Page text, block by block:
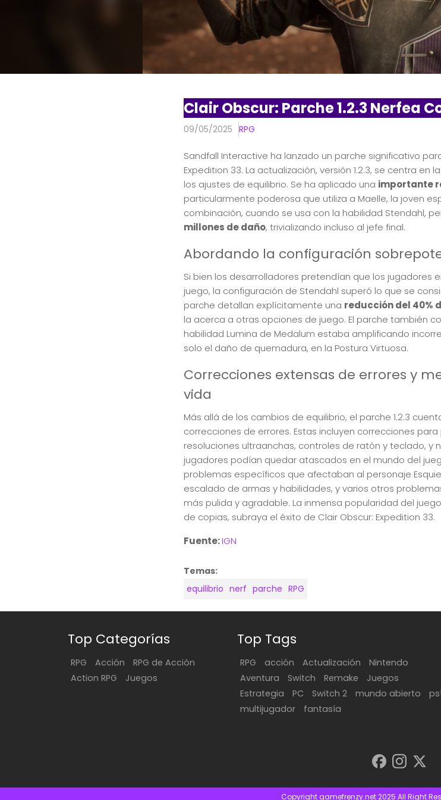
Clair Obscur: Parche 1.2.3 Nerfea
09/05/2025 RPG
Sandfall Interactive ha lanzado un parche significativo
Expedition 33. La actualización, versión 1.2.3, se centra
los ajustes de equilibrio. Se ha aplicado una importante
particularmente poderosa que utiliza a Maelle, la joven
combinación, cuando se usa con la habilidad Stendahl,
millones de daño, trivializando incluso al jefe final.
Abordando la configuración
Si bien los desarrolladores pretendían que los jugadores
juego, la configuración de Stendahl superó lo que se
parche detallan explícitamente una reducción del 40%
la acerca a otras opciones de juego. El parche también
habilidad Lumina de Medalum estaba amplificando
solo el daño de quemadura, en la Postura Virtuosa.
Correcciones extensas de errores y
vida
Más allá de los cambios de equilibrio, el parche 1.2.3
correcciones de errores. Estas incluyen correcciones
resoluciones ultraanchas, controles de ratón y teclado, y
jugadores podían quedar atascados en el mundo del
problemas específicos que afectaban al personaje
escalado de armas y habilidades, y varios otros
más pulida y agradable. La inmensa popularidad del
de copias, subraya el éxito de Clair Obscur: Expedition 33.
Fuente:IGN
Temas:
equilibrio nerf parche RPG
Top Categorías
RPG Acción
RPG de Acción
Action RPG
Juegos
Top Tags
RPG acción Actualización
Nintendo
Aventura
Switch Remake
Juegos
Estrategia
PC Switch 2 mundo abierto
multijugador
fantasía
Copyright gamefrenzy.net 2025 All Right